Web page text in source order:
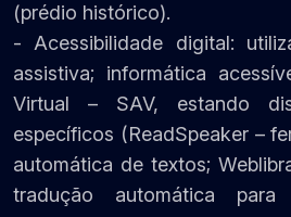
(prédio histórico).
- Acessibilidade digital:
assistiva; informática
Virtual – SAV, estando
específicos (ReadSpeaker –
automática de textos;
tradução automática